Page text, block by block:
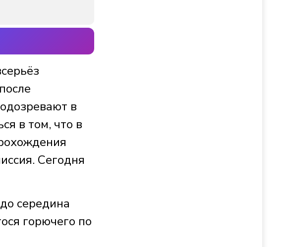
в
в том, что в
Сегодня
середина
горючего по